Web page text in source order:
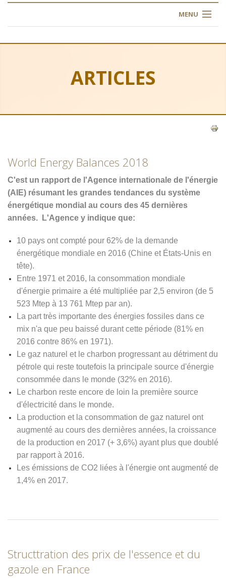
MENU
NOS FORMATIONS
FAQ
CONTACT
ARTICLES
ARTICLES
World Energy Balances 2018
C'est un rapport de l'Agence internationale de l'énergie
(AIE) résumant les grandes tendances du système
énergétique mondial au cours des 45 dernières
années.
L'Agence y indique que:
10 pays ont compté pour 62% de la demande
énergétique mondiale en 2016 (Chine et États-Unis en
tête).
Entre 1971 et 2016, la consommation mondiale
d'énergie primaire a été multipliée par 2,5 environ (de 5
523 Mtep à 13 761 Mtep par an).
La part très importante des énergies fossiles dans ce
mix n'a que peu baissé durant cette période (81% en
2016 contre 86% en 1971).
Le gaz naturel et le charbon progressant au détriment du
pétrole qui reste toutefois la principale source d'énergie
consommée dans le monde (32% en 2016).
Le charbon reste encore de loin la première source
d'électricité dans le monde.
La production et la consommation de gaz naturel ont
augmenté au cours des dernières années, la croissance
de la production en 2017 (+ 3,6%) ayant plus que doublé
par rapport à 2016.
Les émissions de CO2 liées à l'énergie ontaugmenté de
1,4% en 2017.
Structtration des prix de l'essence et du
gazole en France